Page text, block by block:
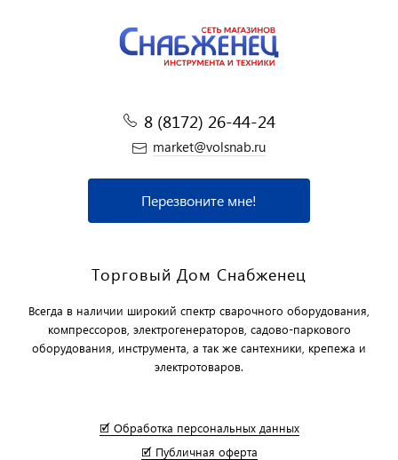
8 (8172) 26-44-24
market@volsnab.ru
Перезвоните мне!
Торговый Дом Снабженец
Всегда в наличии широкий спектр сварочного оборудования,
компрессоров, электрогенераторов, садово-паркового
оборудования, инструмента, а так же сантехники, крепежа и
электротоваров.
🗹 Обработка персональных данных
🗹 Публичная оферта